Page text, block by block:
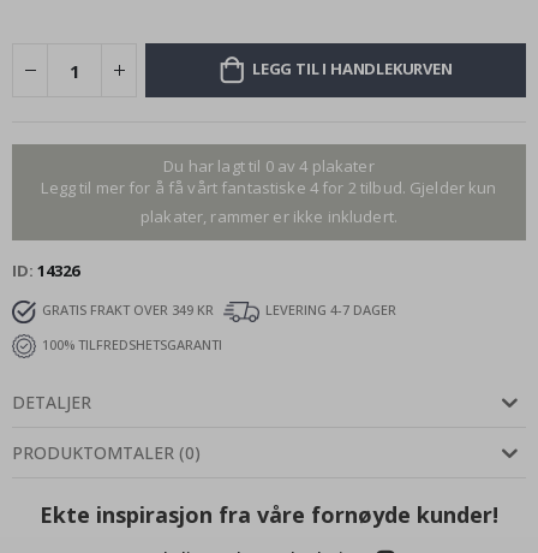
LEGG TIL I HANDLEKURVEN
Du har lagt til 0 av 4 plakater
Legg til mer for å få vårt fantastiske 4 for 2 tilbud. Gjelder kun
plakater, rammer er ikke inkludert.
ID 14326
GRATIS FRAKT OVER 349 KR
LEVERING 4-7 DAGER
100% TILFREDSHETSGARANTI
DETALJER
PRODUKTOMTALER (0)
Ekte inspirasjon fra våre fornøyde kunder!